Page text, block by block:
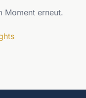
Moment erneut.